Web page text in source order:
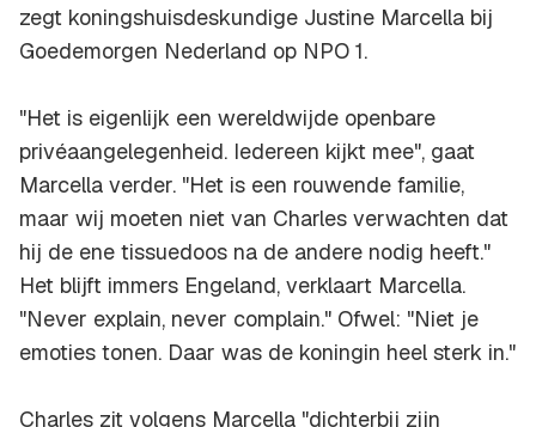
zegt koningshuisdeskundige Justine Marcella bij
Goedemorgen Nederland op NPO 1.
"Het is eigenlijk een wereldwijde openbare
privéaangelegenheid. Iedereen kijkt mee", gaat
Marcella verder. "Het is een rouwende familie,
maar wij moeten niet van Charles verwachten dat
hij de ene tissuedoos na de andere nodig heeft."
Het blijft immers Engeland, verklaart Marcella.
"Never explain, never complain." Ofwel: "Niet je
emoties tonen. Daar was de koningin heel sterk in."
Charles zit volgens Marcella "dichterbij zijn